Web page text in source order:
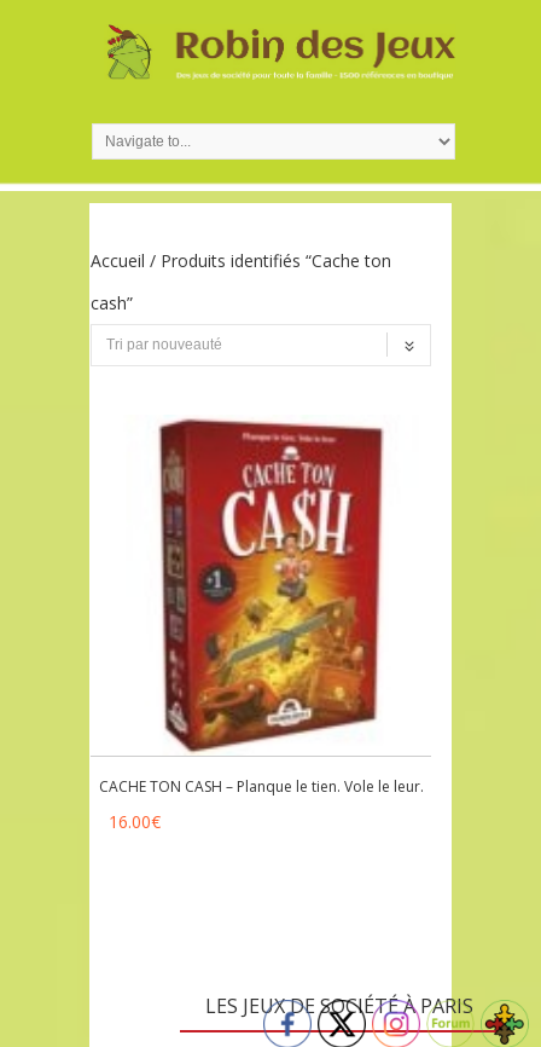
Accueil / Produits identifiés “Cache ton
cash”
CACHE TON CASH – Planque le tien. Vole le leur.
16.00€
LES JEUX DE SOCIÉTÉ À PARIS